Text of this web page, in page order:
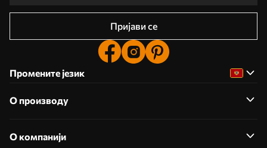
Пријави се
Промените језик
О производу
О компанији